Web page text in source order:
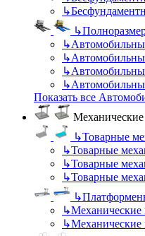
↳
↳
↳
↳
↳
↳
Показать все
↳Товарные
↳Товарные
↳Товарные
↳Товарные
↳
↳
↳Механические